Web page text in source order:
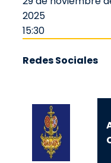
2025
15:30
Redes Sociales